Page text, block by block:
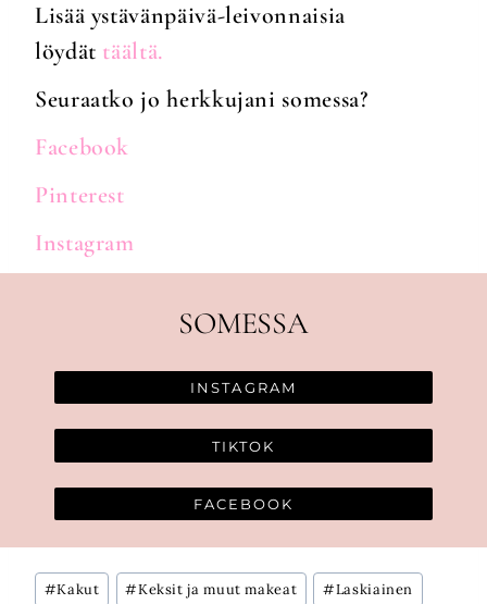
Lisää ystävänpäivä-leivonnaisia
löydät täältä.
Seuraatko jo herkkujani somessa?
Facebook
Pinterest
Instagram
SOMESSA
INSTAGRAM
TIKTOK
FACEBOOK
Avainsanat:
#Kakut #Keksit ja muut makeat #Laskiainen